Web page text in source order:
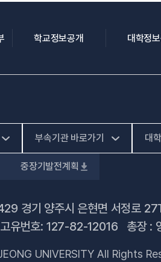
(새 창 열림)학교정보공개(새 창 열림) 대학정보
부속기관 바로가기
HiVE센터(새 창 열림)
리지원센터 (새 창 열림)
대
업
법
중장기발전계획
경기 양주시 은현면 서정로 27
고유번호: 127-82-12016 총장 :
UNIVERSITY All Rights